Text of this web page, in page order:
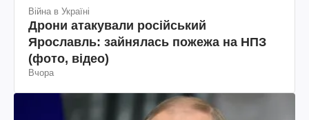
Війна в Україні
Дрони атакували російський
Ярославль: зайнялась пожежа на НПЗ
(фото, відео)
Вчора